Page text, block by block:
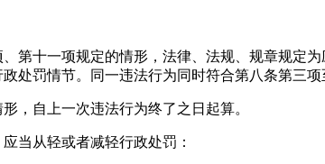
第十一项规定的情形，法律、法规、规章规定
处罚情节。同一违法行为同时符合第八条第三
，自上一次违法行为终了之日起算。
当从轻或者减轻行政处罚：